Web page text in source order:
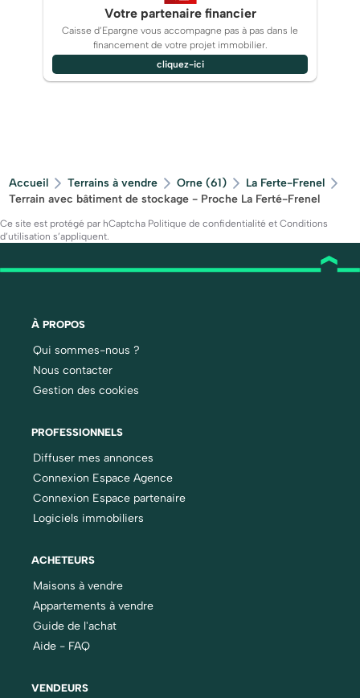
Votre partenaire financier
Caisse d’Epargne vous accompagne pas à pas dans le
financement de votre projet immobilier.
cliquez-ici
Accueil Terrains à vendre Orne (61)
La Ferte-Frenel
Terrain avec bâtiment de stockage - Proche La Ferté-Frenel
Ce site est protégé par hCaptcha Politique de confidentialité et Conditions
d’utilisation s’appliquent.
À PROPOS
Qui sommes-nous ?
Nous contacter
Gestion des cookies
PROFESSIONNELS
Diffuser mes annonces
Connexion Espace Agence
Connexion Espace partenaire
Logiciels immobiliers
ACHETEURS
Maisons à vendre
Appartements à vendre
Guide de l'achat
Aide - FAQ
VENDEURS